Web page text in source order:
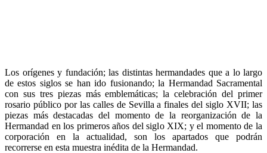
Los orígenes y fundación; las distintas hermandades que a lo largo
de estos siglos se han ido fusionando; la Hermandad Sacramental
con sus tres piezas más emblemáticas; la celebración del primer
rosario público por las calles de Sevilla a finales del siglo XVII; las
piezas más destacadas del momento de la reorganización de la
Hermandad en los primeros años del siglo XIX; y el momento de la
corporación en la actualidad, son los apartados que podrán
recorrerse en esta muestra inédita de la Hermandad.